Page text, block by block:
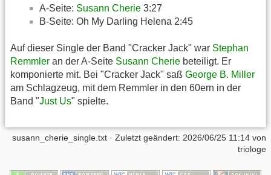
A-Seite: Susann Cherie 3:27
B-Seite: Oh My Darling Helena 2:45
Auf dieser Single der Band "Cracker Jack" war Stephan
Remmler an der A-Seite Susann Cherie beteiligt. Er
komponierte mit. Bei "Cracker Jack" saß George B. Miller
am Schlagzeug, mit dem Remmler in den 60ern in der
Band "Just Us" spielte.
susann_cherie_single.txt · Zuletzt geändert: 2026/06/25 11:14 von
triologe